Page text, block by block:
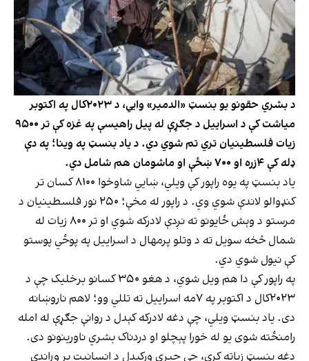
د بشري حقونو یو بنسټ «الدمیر» وايي، د ۲۰۲۳کال په اکتوبر
میاشت کې د اسراییل د جګړې له پیل راهیسې په غزه کې تر ۹۵۰۰
زیات فلسطینیان تري تم شوي دي. د یاد بنسټ په وینا؛ په دې
ډله کې ۴زره او ۷۰۰ ښځې او ماشومان هم شامل دي.
یاد بنسټ په یوه راپور کې ویلي، ښایي شاوخوا ۸۱۰۰ کسان تر
کنډوالو لاندې شوي وي. د راپور له مخې؛ ۲۵۰ نور فلسطینیان د
مرستو د وېش ځایونو ته نږدې لادرکه شوي او تر ۸۰۰ زیات له
شمال څخه سویل ته د وتلو پرمهال د اسراییل په پوځي پوستو
کې نیول شوي دي.
په راپور کې دا هم ویل شوي، د هغو ۳۵۰ کسانو برخلیک چې د
۲۰۲۳کال د اکتوبر په ۷مه اسراییل ته تللي وو؛ لاهم ناروښانه
دی. یاد بنسټ ویلي، چې دغه لادرکه کېدل د روانې جګړې له امله
رامنځته شوی یو له خورا پېچلو او دردناک بشري ناورینونو دی.
دغه بنسټ زیاته کړې، چې جبري ورکېدل د انسانیت پر وړاندې